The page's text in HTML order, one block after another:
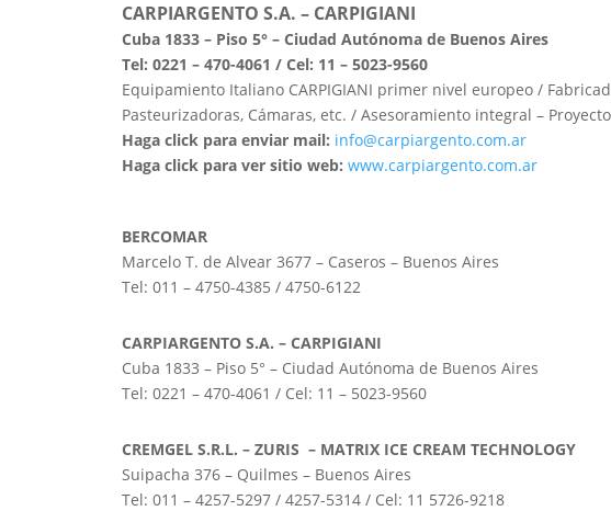
CARPIARGENTO S.A. – CARPIGIANI
Cuba 1833 – Piso 5° – Ciudad Autónoma de Buenos Aires
Tel: 0221 – 470-4061 / Cel: 11 – 5023-9560
Equipamiento Italiano CARPIGIANI primer nivel europeo /
Pasteurizadoras, Cámaras, etc. / Asesoramiento integral –
Haga click para enviar mail: info@carpiargento.com.ar
Haga click para ver sitio web: www.carpiargento.com.ar
BERCOMAR
Marcelo T. de Alvear 3677 – Caseros – Buenos Aires
Tel: 011 – 4750-4385 / 4750-6122
CARPIARGENTO S.A. – CARPIGIANI
Cuba 1833 – Piso 5° – Ciudad Autónoma de Buenos Aires
Tel: 0221 – 470-4061 / Cel: 11 – 5023-9560
CREMGEL S.R.L. – ZURIS – MATRIX ICE CREAM TECHNOLOGY
Suipacha 376 – Quilmes – Buenos Aires
Tel: 011 – 4257-5297 / 4257-5314 / Cel: 11 5726-9218